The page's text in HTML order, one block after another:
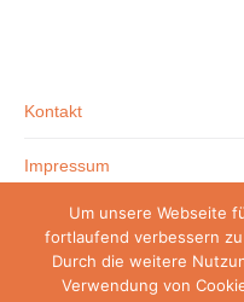
Kontakt
Impressum
Datenschutzerklärung
Um unsere Webseite
fortlaufend verbessern
Durch die weitere
Verwendung von